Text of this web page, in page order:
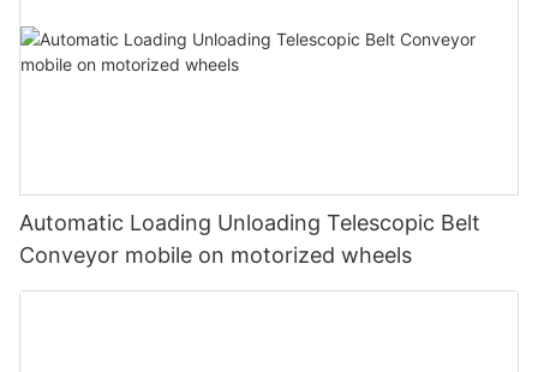
Automatic Loading Unloading Telescopic Belt
Conveyor mobile on motorized wheels